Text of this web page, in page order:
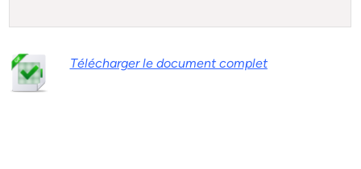
Télécharger le document complet